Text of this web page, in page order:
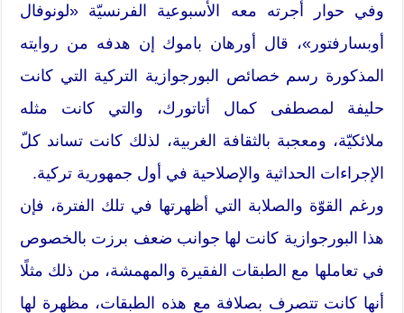
وفي حوار أجرته معه الأسبوعية الفرنسيّة «لونوفال
أوبسارفتور»، قال أورهان باموك إن هدفه من روايته
المذكورة رسم خصائص البورجوازية التركية التي كانت
حليفة لمصطفى كمال أتاتورك، والتي كانت مثله
ملائكيّة، ومعجبة بالثقافة الغربية، لذلك كانت تساند كلّ
الإجراءات الحداثية والإصلاحية في أول جمهورية تركية.
ورغم القوّة والصلابة التي أظهرتها في تلك الفترة، فإن
هذا البورجوازية كانت لها جوانب ضعف برزت بالخصوص
في تعاملها مع الطبقات الفقيرة والمهمشة، من ذلك مثلًا
أنها كانت تتصرف بصلافة مع هذه الطبقات، مظهرة لها